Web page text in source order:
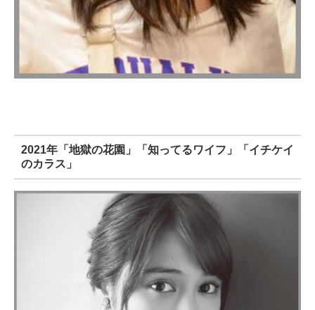
2021年「地獄の花園」「知ってるワイフ」「イチケイ
のカラス」